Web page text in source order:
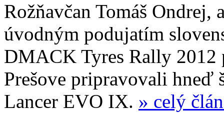
Rožňavčan Tomáš Ondrej,
úvodným podujatím
DMACK Tyres Rally 2012
Prešove pripravovali
Lancer EVO IX. » celý